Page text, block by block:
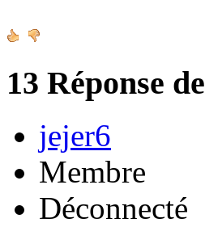
13 Réponse de
jejer6
Membre
Déconnecté